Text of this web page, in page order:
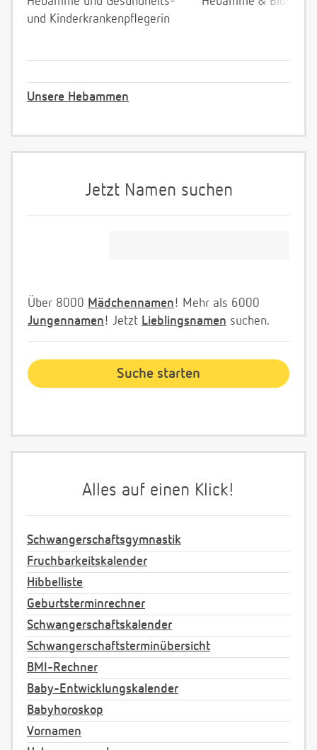
und Kinderkrankenpflegerin
Unsere Hebammen
Jetzt Namen suchen
Über 8000 Mädchennamen! Mehr als 6000
Jungennamen! Jetzt Lieblingsnamen suchen.
Alles auf einen Klick!
Schwangerschaftsgymnastik
Fruchbarkeitskalender
Hibbelliste
Geburtsterminrechner
Schwangerschaftskalender
Schwangerschaftsterminübersicht
BMI-Rechner
Baby-Entwicklungskalender
Babyhoroskop
Vornamen